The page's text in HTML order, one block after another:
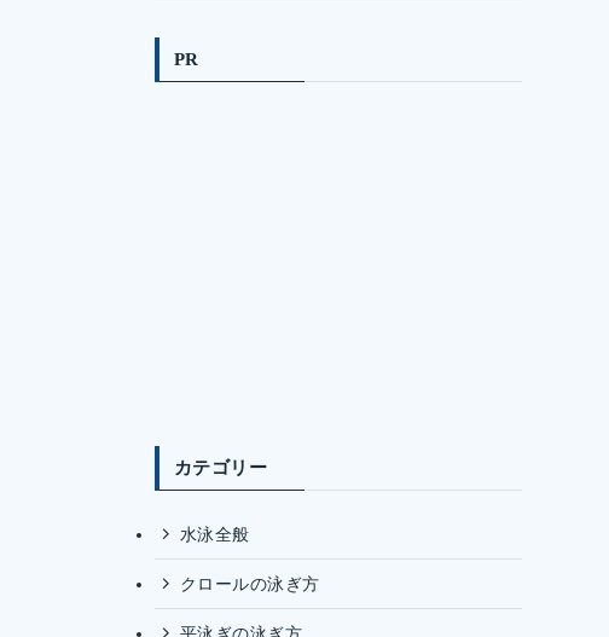
PR
カテゴリー
水泳全般
クロールの泳ぎ方
平泳ぎの泳ぎ方